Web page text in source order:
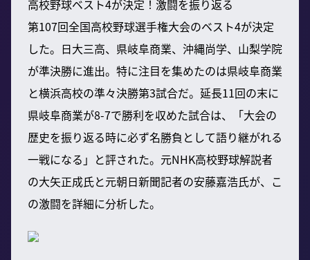
高校野球ベスト4が決定！激闘を振り返る
第107回全国高校野球選手権大会のベスト4が決定
した。日大三高、県岐阜商業、沖縄尚学、山梨学院
が準決勝に進出。特に注目を集めたのは県岐阜商業
と横浜高校の準々決勝第3試合だ。延長11回の末に
県岐阜商業が8-7で勝利を収めた試合は、「大会の
歴史を振り返る時に必ず名勝負として語り継がれる
一戦になる」と評された。元NHK高校野球解説者
の大矢正成氏と元朝日新聞記者の安藤嘉浩氏が、こ
の激闘を詳細に分析した。